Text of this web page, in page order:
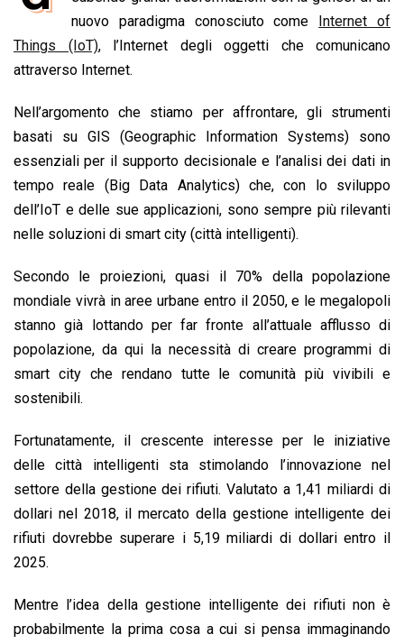
o
o
s
p
e
d
a
d
l
L
i
t
nuovo paradigma conosciuto come Internet of
Things (IoT), l’Internet degli oggetti che comunicano
attraverso Internet.
Nell’argomento che stiamo per affrontare, gli strumenti
basati su GIS (Geographic Information Systems) sono
essenziali per il supporto decisionale e l’analisi dei dati in
tempo reale (Big Data Analytics) che, con lo sviluppo
dell’IoT e delle sue applicazioni, sono sempre più rilevanti
nelle soluzioni di smart city (città intelligenti).
Secondo le proiezioni, quasi il 70% della popolazione
mondiale vivrà in aree urbane entro il 2050, e le megalopoli
stanno già lottando per far fronte all’attuale afflusso di
popolazione, da qui la necessità di creare programmi di
smart city che rendano tutte le comunità più vivibili e
sostenibili.
Fortunatamente, il crescente interesse per le iniziative
delle città intelligenti sta stimolando l’innovazione nel
settore della gestione dei rifiuti. Valutato a 1,41 miliardi di
dollari nel 2018, il mercato della gestione intelligente dei
rifiuti dovrebbe superare i 5,19 miliardi di dollari entro il
2025.
Mentre l’idea della gestione intelligente dei rifiuti non è
probabilmente la prima cosa a cui si pensa immaginando